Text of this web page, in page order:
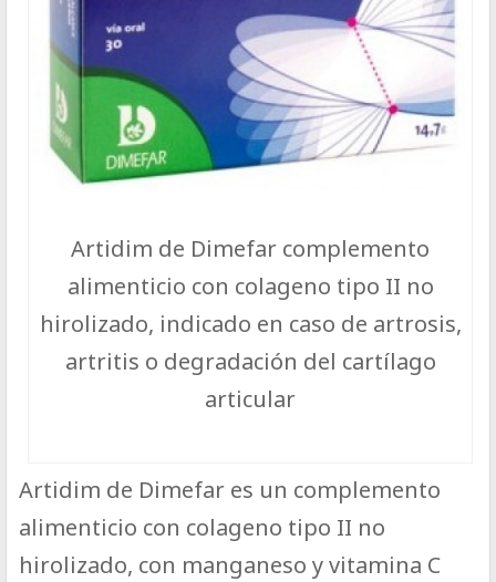
Artidim de Dimefar complemento
alimenticio con colageno tipo II no
hirolizado, indicado en caso de artrosis,
artritis o degradación del cartílago
articular
Artidim de Dimefar es un complemento
alimenticio con colageno tipo II no
hirolizado, con manganeso y vitamina C